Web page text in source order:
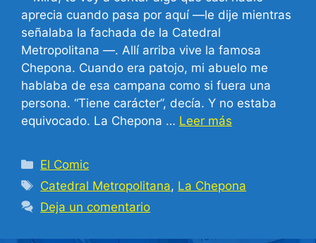
aprecia cuando pasa por aquí —le dije mientras
señalaba la fachada de la Catedral
Metropolitana —. Allí arriba vive la famosa
Chepona. Cuando era patojo, mi abuelo me
hablaba de esa campana como si fuera una
persona. “Tiene carácter”, decía. Y no estaba
equivocado. La Chepona … Leer más
Categorías
El Comic
Etiquetas
Catedral Metropolitana, La Chepona
Deja un comentario